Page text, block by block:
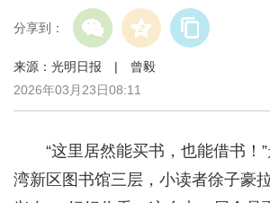
分享到：
来源：光明日报 | 曾毅
2026年03月23日08:11
“这里居然能买书，也能借书！
湾新区图书馆三层，小读者徐子豪